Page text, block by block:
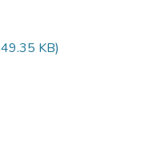
KB)